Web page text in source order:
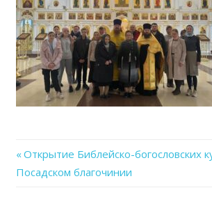
Навигация
Previous
Post:
Открытие Библейско-богословских
Посадском благочинии